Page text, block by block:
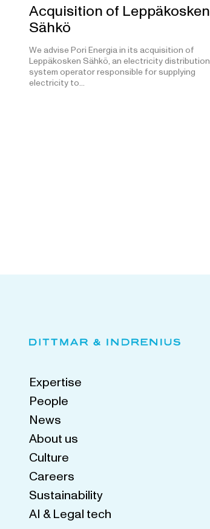
Acquisition of Leppäkosken
Sähkö
We advise Pori Energia in its acquisition of
Leppäkosken Sähkö, an electricity distribution
system operator responsible for supplying
electricity to…
Expertise
People
News
About us
Culture
Careers
Sustainability
AI & Legal tech